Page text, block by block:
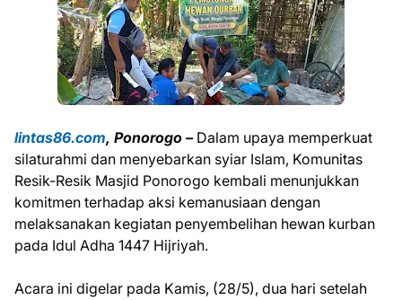
lintas86.com, Ponorogo – Dalam upaya memperkuat
silaturahmi dan menyebarkan syiar Islam, Komunitas
Resik-Resik Masjid Ponorogo kembali menunjukkan
komitmen terhadap aksi kemanusiaan dengan
melaksanakan kegiatan penyembelihan hewan kurban
pada Idul Adha 1447 Hijriyah.
Acara ini digelar pada Kamis, (28/5), dua hari setelah